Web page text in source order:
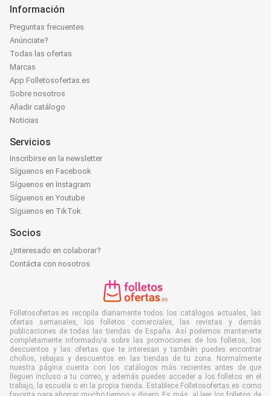
Información
Preguntas frecuentes
Anúnciate?
Todas las ofertas
Marcas
App Folletosofertas.es
Sobre nosotros
Añadir catálogo
Noticias
Servicios
Inscribirse en la newsletter
Síguenos en Facebook
Síguenos en Instagram
Síguenos en Youtube
Síguenos en TikTok
Socios
¿Interesado en colaborar?
Contácta con nosotros
Folletosofertas.es recopila diariamente todos los catálogos actuales, las
ofertas semanales, los folletos comerciales, las revistas y demás
publicaciones de todas las tiendas de España. Así podemos mantenerte
completamente informado/a sobre las promociones de los folletos, los
descuentos y las ofertas que te interesan y también puedes encontrar
chollos, rebajas y descuentos en las tiendas de tu zona. Normalmente
nuestra página cuenta con los catálogos más recientes antes de que
lleguen incluso a tu correo, y además puedes acceder a los folletos en el
trabajo, la escuela o en la propia tienda. Establece Folletosofertas.es como